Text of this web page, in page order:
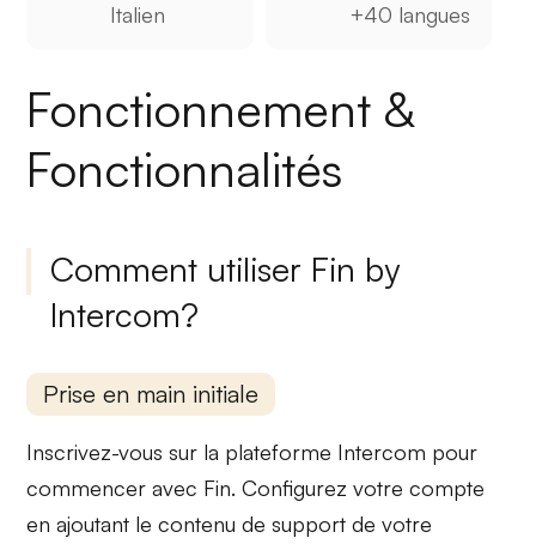
Italien +40 langues
Fonctionnement &
Fonctionnalités
Comment utiliser Fin by
Intercom?
Prise en main initiale
Inscrivez-vous sur la plateforme Intercom pour
commencer avec Fin. Configurez votre compte
en ajoutant lecontenu de support de votre